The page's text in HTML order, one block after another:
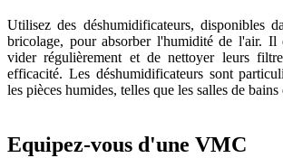
Utilisez des déshumidificateurs, disponibles
bricolage, pour absorber l'humidité de l'air. Il
vider régulièrement et de nettoyer leurs
efficacité. Les déshumidificateurs sont
les pièces humides, telles que les salles de bains
Equipez-vous d'une VMC